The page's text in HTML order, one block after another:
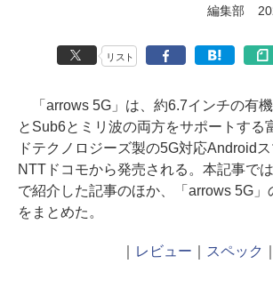
編集部
リスト
「arrows 5G」は、約6.7インチの有
とSub6とミリ波の両方をサポートする
ドテクノロジーズ製の5G対応Androidス
NTTドコモから発売される。本記事で
で紹介した記事のほか、「arrows 5G」
をまとめた。
レビュー スペック